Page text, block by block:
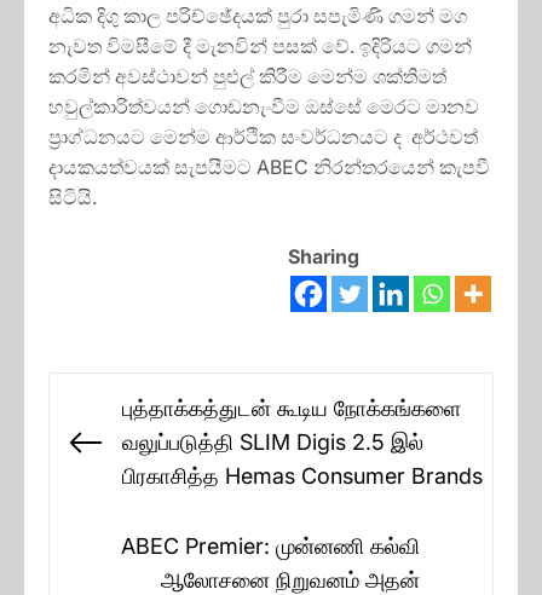
අධික දිගු කාල පරිච්ඡේදයක් පුරා සපැමිණි ගමන් මග
නැවත විමසීමේ දී මැනවින් පසක් වේ. ඉදිරියට ගමන්
කරමින් අවස්ථාවන් පුළුල් කිරීම මෙන්ම ශක්තිමත්
හවුල්කාරිත්වයන් ගොඩනැංවීම ඔස්සේ මෙරට මානව
ප්‍රාග්ධනයට මෙන්ම ආර්ථික සංවර්ධනයට ද අර්ථවත්
දායකයත්වයක් සැපයීමට ABEC නිරන්තරයෙන් කැපවී
සිටියි.
Sharing
navigation
Previous
புத்தாக்கத்துடன் கூடிய நோக்கங்களை
வலுப்படுத்தி SLIM Digis 2.5 இல்
பிரகாசித்த Hemas Consumer Brands
ABEC Premier: முன்னணி கல்வி
ஆலோசனை நிறுவனம் அதன்